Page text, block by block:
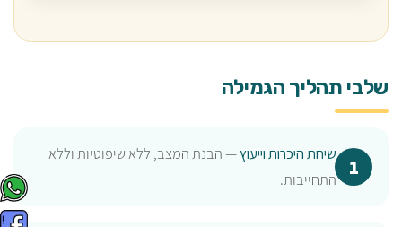
שלבי תהליך הגמילה
שיחת היכרות וייעוץ— הבנת המצב, ללא שיפוטיות וללא
התחייבות.